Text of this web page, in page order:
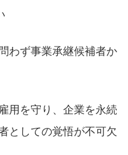
わず事業承継候補者か
用を守り、企業を永続
としての覚悟が不可欠